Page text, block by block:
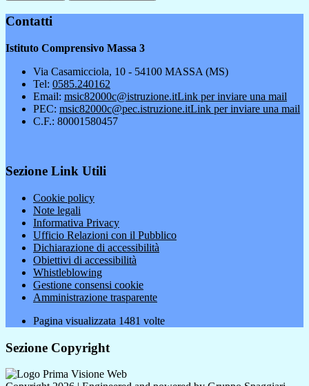
Contatti
Istituto Comprensivo Massa 3
Via Casamicciola, 10 - 54100 MASSA (MS)
Tel: 0585.240162
Email: msic82000c@istruzione.itLink per inviare una mail
PEC: msic82000c@pec.istruzione.itLink per inviare una mail
C.F.: 80001580457
Sezione Link Utili
Cookie policy
Note legali
Informativa Privacy
Ufficio Relazioni con il Pubblico
Dichiarazione di accessibilità
Obiettivi di accessibilità
Whistleblowing
Gestione consensi cookie
Amministrazione trasparente
Pagina visualizzata 1481 volte
Sezione Copyright